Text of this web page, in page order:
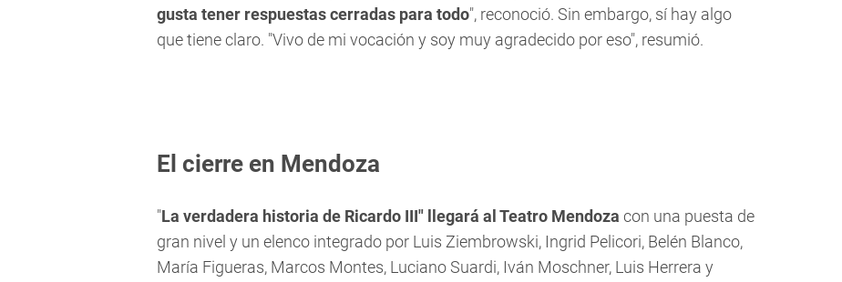
gusta tener respuestas cerradas para todo", reconoció. Sin embargo, sí hay algo
que tiene claro. "Vivo de mi vocación y soy muy agradecido por eso", resumió.
El cierre en Mendoza
"La verdadera historia de Ricardo III" llegará al Teatro Mendoza con una puesta de
gran nivel y un elenco integrado por Luis Ziembrowski, Ingrid Pelicori, Belén Blanco,
María Figueras, Marcos Montes, Luciano Suardi, Iván Moschner, Luis Herrera y